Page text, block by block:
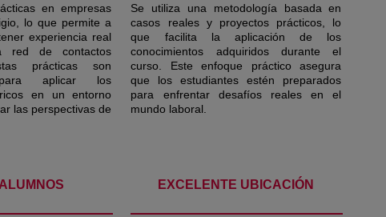
en empresas
lo que permite a
experiencia real
red de contactos
prácticas son
para aplicar los
en un entorno
las perspectivas de
Se utiliza una metodología basada en
casos reales y proyectos prácticos, lo
que facilita la aplicación de los
conocimientos adquiridos durante el
curso. Este enfoque práctico asegura
que los estudiantes estén preparados
para enfrentar desafíos reales en el
mundo laboral.
EXCELENTE UBICACIÓN